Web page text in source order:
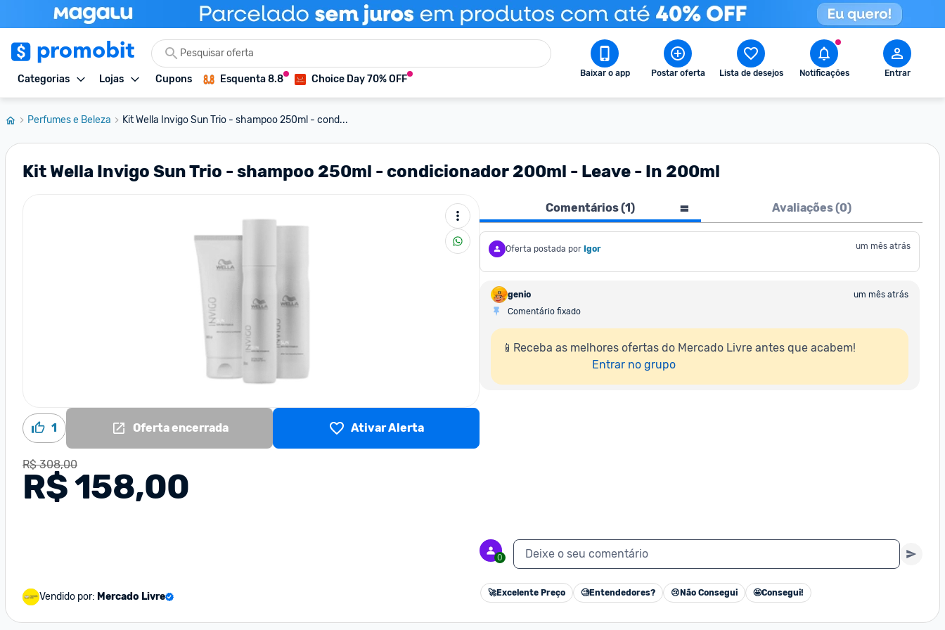
Categorias Lojas Cupons Esquenta 8.8 Choice Day 70% OFF Baixar o app Postar oferta Lista de desejos Notificações Entrar
Perfumes e Beleza Kit Wella Invigo Sun Trio - shampoo 250ml - cond...
Kit Wella Invigo Sun Trio - shampoo 250ml - condicionador 200ml - Leave - In 200ml
1 Oferta encerrada Ativar Alerta
R$ 308,00
R$ 158,00
Vendido por: Mercado Livre
Comentários (1) Avaliações (0)
Oferta postada por Igor um mês atrás
genio
um mês atrás
Comentário fixado
📱Receba as melhores ofertas do Mercado Livre antes que acabem!
Entrar no grupo
0 Deixe o seu comentário
🚀Excelente Preço 🧐Entendedores? 😢 Não Consegui 🤩Consegui!